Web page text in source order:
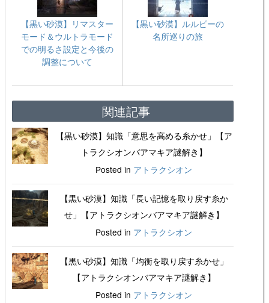
【黒い砂漠】リマスター
モード＆ウルトラモード
での明るさ設定と今後の
調整について
【黒い砂漠】ルルピーの
名所巡りの旅
関連記事
【黒い砂漠】知識「意思を高める糸かせ」【ア
トラクシオンバアマキア謎解き】
Posted in アトラクシオン
【黒い砂漠】知識「長い記憶を取り戻す糸か
せ」【アトラクシオンバアマキア謎解き】
Posted in アトラクシオン
【黒い砂漠】知識「均衡を取り戻す糸かせ」
【アトラクシオンバアマキア謎解き】
Posted in アトラクシオン